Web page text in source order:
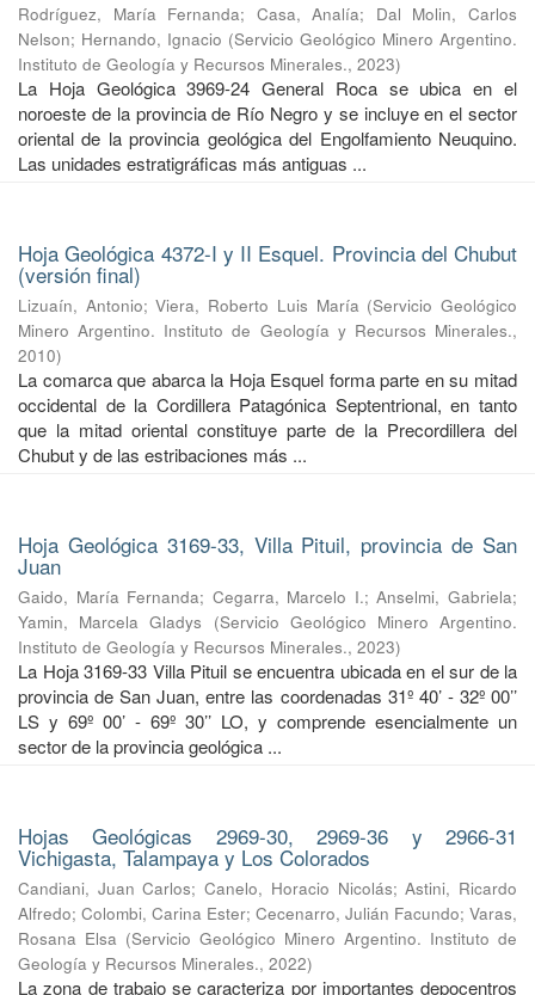
Rodríguez, María Fernanda; Casa, Analía; Dal Molin, Carlos
Nelson; Hernando, Ignacio (Servicio Geológico Minero Argentino.
Instituto de Geología y Recursos Minerales., 2023)
La Hoja Geológica 3969-24 General Roca se ubica en el
noroeste de la provincia de Río Negro y se incluye en el sector
oriental de la provincia geológica del Engolfamiento Neuquino.
Las unidades estratigráficas más antiguas ...
Hoja Geológica 4372-I y II Esquel. Provincia del Chubut
(versión final)
Lizuaín, Antonio;Viera, Roberto Luis María (Servicio Geológico
Minero Argentino. Instituto de Geología y Recursos Minerales.,
2010)
La comarca que abarca la Hoja Esquel forma parte en su mitad
occidental de la Cordillera Patagónica Septentrional, en tanto
que la mitad oriental constituye parte de la Precordillera del
Chubut y de las estribaciones más ...
Hoja Geológica 3169-33, Villa Pituil, provincia de San
Juan
Gaido, María Fernanda; Cegarra, Marcelo I.;Anselmi, Gabriela;
Yamin, Marcela Gladys
(Servicio Geológico Minero Argentino.
Instituto de Geología y Recursos Minerales., 2023)
La Hoja 3169-33 Villa Pituil se encuentra ubicada en el sur de la
provincia de San Juan, entre las coordenadas 31º 40’ - 32º 00’’
LS y 69º 00’ - 69º 30’’ LO, y comprende esencialmente un
sector de la provincia geológica ...
Hojas Geológicas 2969-30, 2969-36 y 2966-31
Vichigasta, Talampaya y Los Colorados
Candiani, Juan Carlos;Canelo, Horacio Nicolás;Astini, Ricardo
Alfredo; Colombi, Carina Ester; Cecenarro, Julián Facundo; Varas,
Rosana Elsa (Servicio Geológico Minero Argentino. Instituto de
Geología y Recursos Minerales., 2022)
La zona de trabajo se caracteriza por importantes depocentros